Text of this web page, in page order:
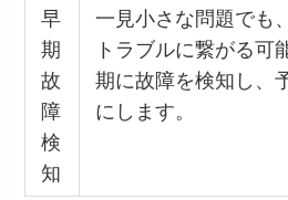
早
期
故
障
検
知
一見小さな問題でも
トラブルに繋がる可
期に故障を検知し、
にします。